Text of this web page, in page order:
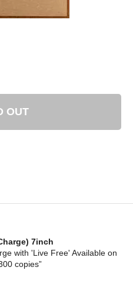
OUT
7inch
with 'Live Free' Available on
copies”